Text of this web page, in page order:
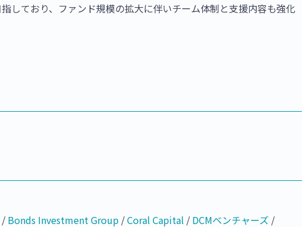
しており、ファンド規模の拡大に伴いチーム体制と支援内容も強化
/ Bonds Investment Group /Coral Capital / DCMベンチャーズ /